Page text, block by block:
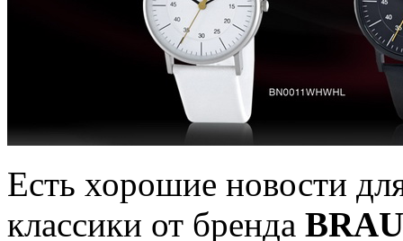
Есть хорошие новости
классики от бренда